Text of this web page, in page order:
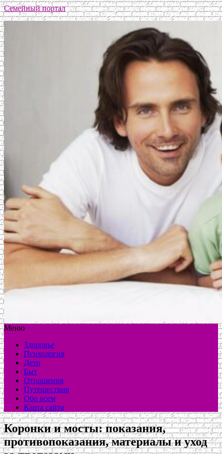
Семейный портал
Меню
Здоровье
Психология
Дети
Быт
Отношения
Путешествия
Обо всем
Карта сайта
Коронки и мосты: показания,
противопоказания, материалы и уход